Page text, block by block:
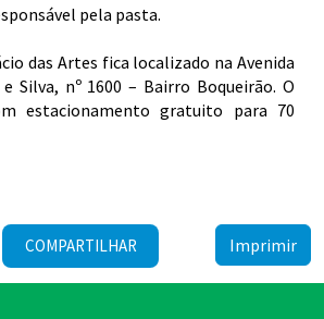
pela pasta.
das Artes fica localizado na Avenida
Silva, nº 1600 – Bairro Boqueirão. O
estacionamento gratuito para 70
COMPARTILHAR Imprimir